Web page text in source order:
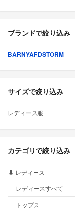
ブランドで絞り込み
BARNYARDSTORM
サイズで絞り込み
レディース服
カテゴリで絞り込み
レディース
レディースすべて
トップス